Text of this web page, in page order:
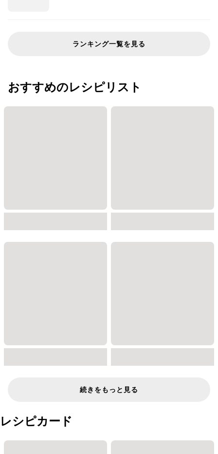
ランキング一覧を見る
おすすめのレシピリスト
続きをもっと見る
レシピカード